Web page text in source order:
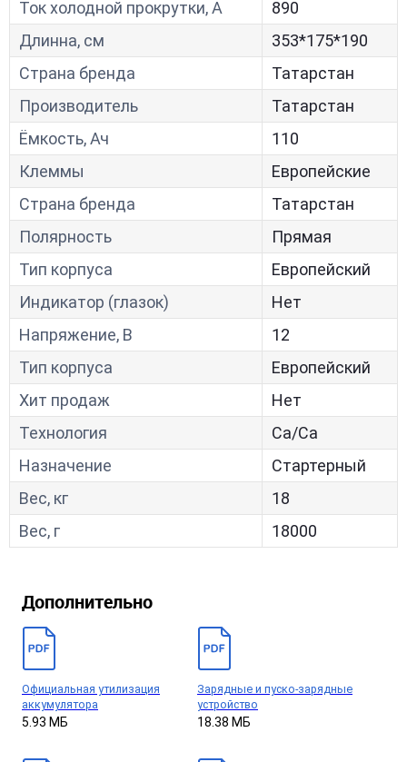
Ток холодной прокрутки, A
890
Длинна, см
353*175*190
Страна бренда
Татарстан
Производитель
Татарстан
Ёмкость, Ач
110
Клеммы
Европейские
Страна бренда
Татарстан
Полярность
Прямая
Тип корпуса
Европейский
Индикатор (глазок)
Нет
Напряжение, В
12
Тип корпуса
Европейский
Хит продаж
Нет
Технология
Са/Са
Назначение
Стартерный
Вес, кг
18
Вес, г
18000
Дополнительно
Официальная утилизация
аккумулятора
5.93 МБ
Зарядные и пуско-зарядные
устройство
18.38 МБ